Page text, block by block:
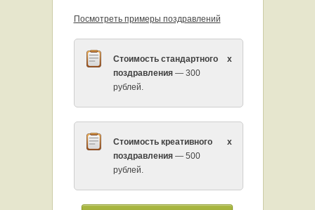
Посмотреть примеры поздравлений
x
Стоимость стандартного
поздравления — 300
рублей.
x
Стоимость креативного
поздравления — 500
рублей.